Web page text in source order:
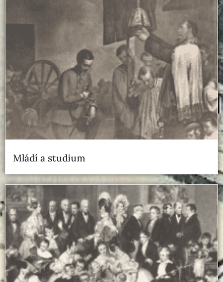
Mládí a studium